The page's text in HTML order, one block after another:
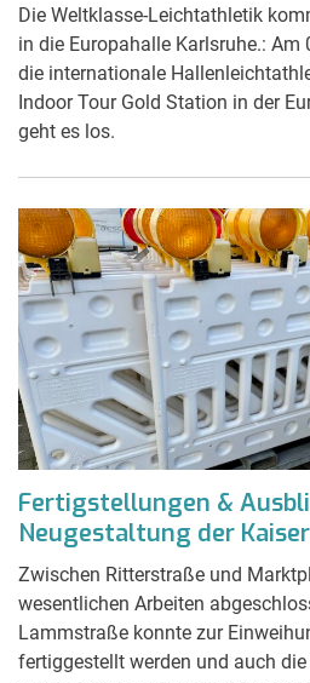
Die Weltklasse-Leichtathletik
in die Europahalle Karlsruhe.: Am
die internationale
Indoor Tour Gold Station in der
geht es los.
Fertigstellungen &
Neugestaltung der
Zwischen Ritterstraße und
wesentlichen Arbeiten
Lammstraße konnte zur
fertiggestellt werden und auch